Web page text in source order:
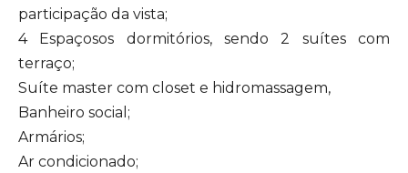
participação da vista;
4 Espaçosos dormitórios, sendo 2 suítes com
terraço;
Suíte master com closet e hidromassagem,
Banheiro social;
Armários;
Ar condicionado;